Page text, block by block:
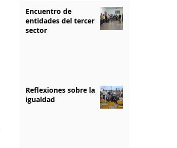
Encuentro de
entidades del tercer
sector
Reflexiones sobre la
igualdad